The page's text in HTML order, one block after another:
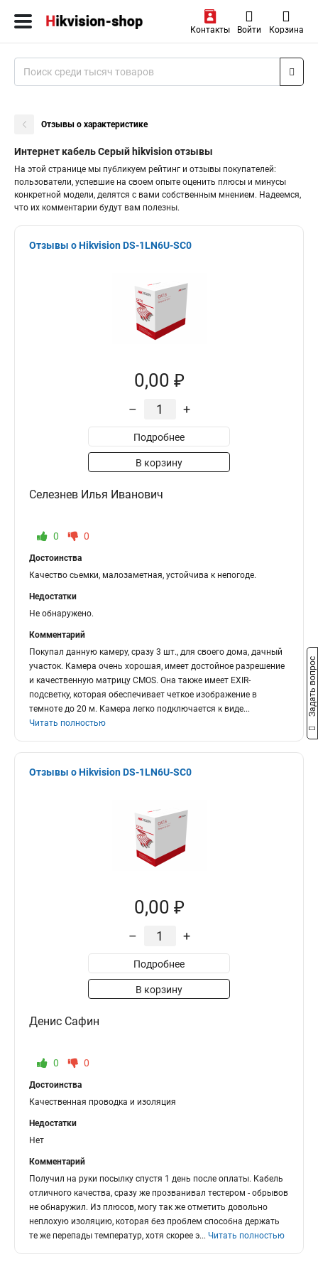
Контакты Войти Корзина
Отзывы о характеристике
Интернет кабель Серый hikvision отзывы
На этой странице мы публикуем рейтинг и отзывы покупателей:
пользователи, успевшие на своем опыте оценить плюсы и минусы
конкретной модели, делятся с вами собственным мнением. Надеемся,
что их комментарии будут вам полезны.
Отзывы о Hikvision DS-1LN6U-SC0
0,00 ₽
– +
Подробнее
В корзину
Селезнев Илья Иванович
0 0
Достоинства
Качество сьемки, малозаметная, устойчива к непогоде.
Недостатки
Не обнаружено.
Комментарий
Покупал данную камеру, сразу 3 шт., для своего дома, дачный
участок. Камера очень хорошая, имеет достойное разрешение
и качественную матрицу CMOS. Она также имеет EXIR-
подсветку, которая обеспечивает четкое изображение в
темноте до 20 м. Камера легко подключается к виде...
Читать полностью
Отзывы о Hikvision DS-1LN6U-SC0
0,00 ₽
– +
Подробнее
В корзину
Денис Сафин
0 0
Достоинства
Качественная проводка и изоляция
Недостатки
Нет
Комментарий
Получил на руки посылку спустя 1 день после оплаты. Кабель
отличного качества, сразу же прозванивал тестером - обрывов
не обнаружил. Из плюсов, могу так же отметить довольно
неплохую изоляцию, которая без проблем способна держать
те же перепады температур, хотя скорее э... Читать полностью
Задать вопрос